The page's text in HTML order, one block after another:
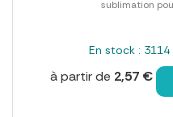
sublimation
En stock :
à partir de 2,57 €